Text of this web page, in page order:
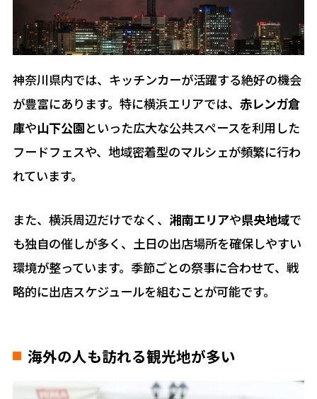
神奈川県内では、キッチンカーが活躍する絶好の機会
が豊富にあります。特に横浜エリアでは、赤レンガ倉
庫や山下公園といった広大な公共スペースを利用した
フードフェスや、地域密着型のマルシェが頻繁に行わ
れています。
また、横浜周辺だけでなく、 湘南エリアや県央地域で
も独自の催しが多く、土日の出店場所を確保しやすい
環境が整っています。季節ごとの祭事に合わせて、戦
略的に出店スケジュールを組むことが可能です。
海外の人も訪れる観光地が多い